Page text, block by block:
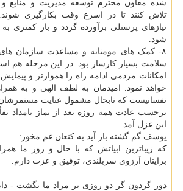
شده معاون محترم توسعه مدیریت و منابع و
تلاش کنند تا در اسرع وقت بکارگیری
نیازهای پرسنلی برآورده گردد و بار کمتری
شود.
۸- کمک ­های مومنانه و مساعدت سازمان­
سلامت بسیار کارساز بود. در این مرحله هم
امکانات مردمی ادامه راه را هموارتر و
خواهد نمود. امیدمان به لطف الهی و به
نفسانیست که تابحال مشمول عنایت مستمرشان
برحسب عادت همه روزه بعد از نماز بامداد
این غزل آمد:
یوسف گم گشته باز آید به کنعان غم مخور:
که زیباترین ابیاتش که با حال و روز ما
برایتان آرزوی سربلندی، توفیق و عزت دارم.
دور گردون گر دو روزی بر مراد ما نگشت -